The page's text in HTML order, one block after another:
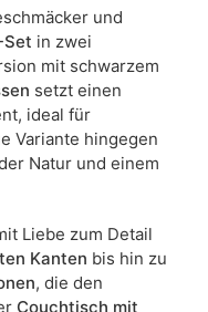
und
Set in zwei
mit schwarzem
setzt einen
ideal für
Variante hingegen
Natur und einem
Liebe zum Detail
Kanten bis hin zu
, die den
Couchtisch mit